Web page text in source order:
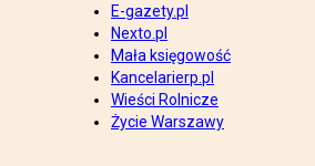
E-gazety.pl
Nexto.pl
Mała księgowość
Kancelarierp.pl
Wieści Rolnicze
Życie Warszawy